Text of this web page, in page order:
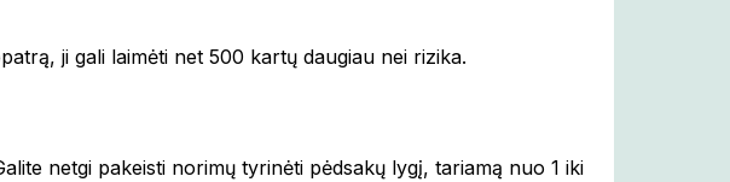
ji gali laimėti net 500 kartų daugiau nei rizika.
netgi pakeisti norimų tyrinėti pėdsakų lygį, tariamą nuo 1 iki